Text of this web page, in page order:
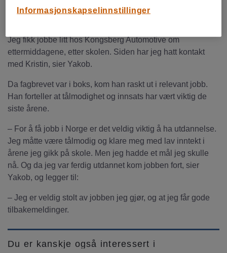
operatør, og registrerte seg på nettsidene til Manpower.
Jeg fikk jobbe litt hos Kongsberg Automotive om
ettermiddagene, etter skolen. Siden har jeg hatt kontakt
med Kristin, sier Yakob.
Da fagbrevet var i boks, kom han raskt ut i relevant jobb.
Han forteller at tålmodighet og innsats har vært viktig de
siste årene.
– For å få jobb i Norge er det veldig viktig å ha utdannelse.
Jeg måtte være tålmodig og klare meg med lav inntekt i
årene jeg gikk på skole. Men jeg hadde et mål jeg skulle
nå. Og da jeg var ferdig utdannet kom jobben fort, sier
Yakob, og legger til:
– Jeg er veldig stolt av jobben jeg gjør, og at jeg får gode
tilbakemeldinger.
Du er kanskje også interessert i
Informasjonskapselinnstillinger